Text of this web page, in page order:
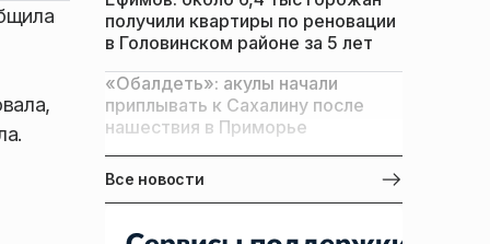
получили квартиры по реновации
в Головинском районе за 5 лет
«Обалдеть»: акулы начали
приплывать к Сахалину после
нашествия в Приморье
Все новости